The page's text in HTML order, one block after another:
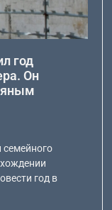
год
Он
семейного
год в